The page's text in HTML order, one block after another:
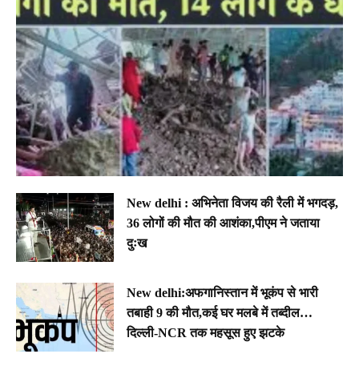
New delhi : अभिनेता विजय की रैली में भगदड़,
36 लोगों की मौत की आशंका,पीएम ने जताया
दुःख
New delhi:अफगानिस्तान में भूकंप से भारी
तबाही 9 की मौत,कई घर मलबे में तब्दील…
दिल्ली-NCR तक महसूस हुए झटके